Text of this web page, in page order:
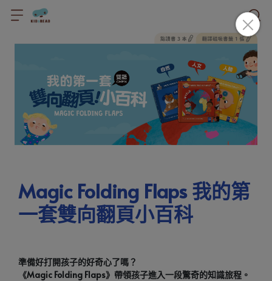
Magic Folding Flaps 我的第
一套雙向翻頁小百科
準備好打開孩子的好奇心了嗎？
《Magic Folding Flaps》帶領孩子進入一段驚奇的知識旅程。